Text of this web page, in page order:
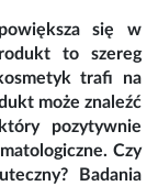
się w
to szereg
trafi na
może znaleźć
pozytywnie
Czy
Badania